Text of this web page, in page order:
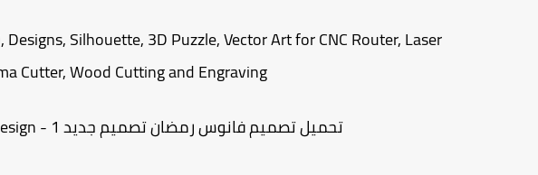
Designs, Silhouette, 3D Puzzle, Vector Art for CNC Router, Laser
Cutter, Wood Cutting and Engraving
تحميل تصميم فانوس رمضان تصميم جديد 1 - Fanoos Ramadan Free Design